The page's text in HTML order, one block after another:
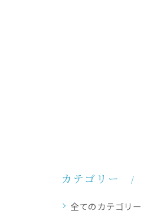
カテゴリー
全てのカテゴリー